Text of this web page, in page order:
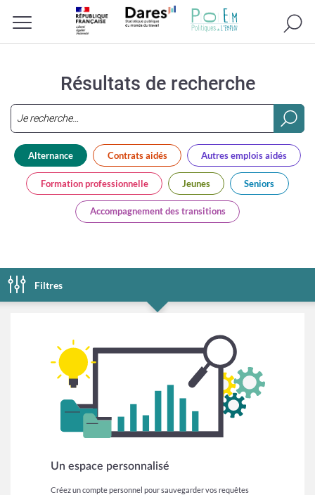
Résultats de recherche
3
caractères
plus...
Alternance Contrats aidés Autres emplois aidés
Formation professionnelle Jeunes Seniors
Accompagnement des transitions
Filtres
Un espace personnalisé
Créez un compte personnel pour sauvegarder vos requêtes